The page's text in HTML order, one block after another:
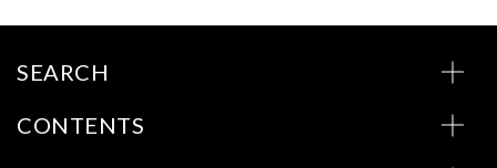
SEARCH
CONTENTS